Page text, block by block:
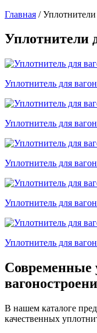
Главная /Уплотнители
Уплотнители
Уплотнитель для
Уплотнитель для
Уплотнитель для
Уплотнитель для
Уплотнитель для
Современные
В нашем каталоге
качественных